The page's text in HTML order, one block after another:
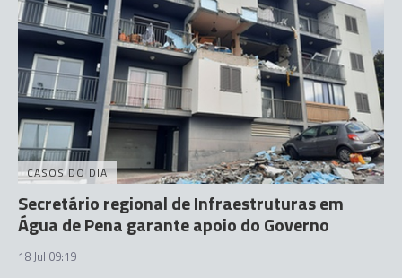
CASOS DO DIA
Secretário regional de Infraestruturas em
Água de Pena garante apoio do Governo
18 Jul 09:19